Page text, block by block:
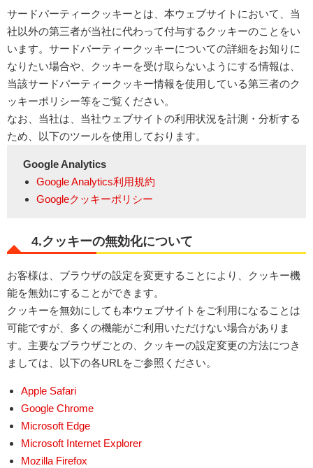
サードパーティークッキーとは、本ウェブサイトにおいて、当
社以外の第三者が当社に代わって付与するクッキーのことをい
います。サードパーティークッキーについての詳細をお知りに
なりたい場合や、クッキーを受け取らないようにする情報は、
当該サードパーティークッキー情報を使用している第三者のク
ッキーポリシー等をご覧ください。
なお、当社は、当社ウェブサイトの利用状況を計測・分析する
ため、以下のツールを使用しております。
Google Analytics
Google Analytics利用規約
Googleクッキーポリシー
4.クッキーの無効化について
お客様は、ブラウザの設定を変更することにより、クッキー機
能を無効にすることができます。
クッキーを無効にしても本ウェブサイトをご利用になることは
可能ですが、多くの機能がご利用いただけない場合がありま
す。主要なブラウザごとの、クッキーの設定変更の方法につき
ましては、以下の各URLをご参照ください。
Apple Safari
Google Chrome
Microsoft Edge
Microsoft Internet Explorer
Mozilla Firefox